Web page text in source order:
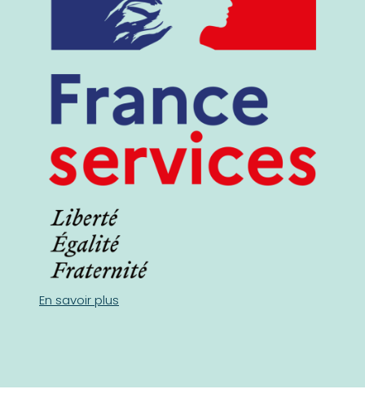
En savoir plus